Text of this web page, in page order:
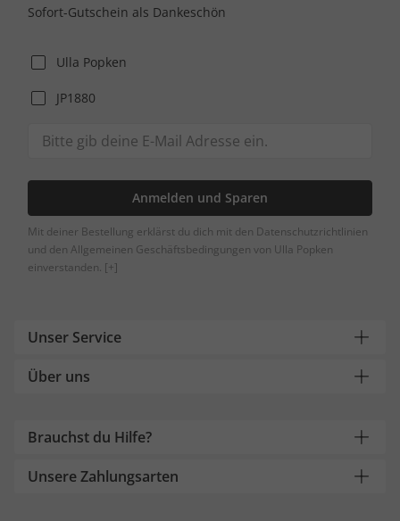
Sofort-Gutschein als Dankeschön
Ulla Popken
JP1880
Anmelden und Sparen
Mit deiner Bestellung erklärst du dich mit den Datenschutzrichtlinien
und den Allgemeinen Geschäftsbedingungen von Ulla Popken
einverstanden. [+]
Unser Service
Über uns
Brauchst du Hilfe?
Unsere Zahlungsarten